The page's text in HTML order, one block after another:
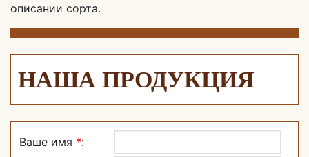
описании сорта.
НАША ПРОДУКЦИЯ
Ваше имя *: